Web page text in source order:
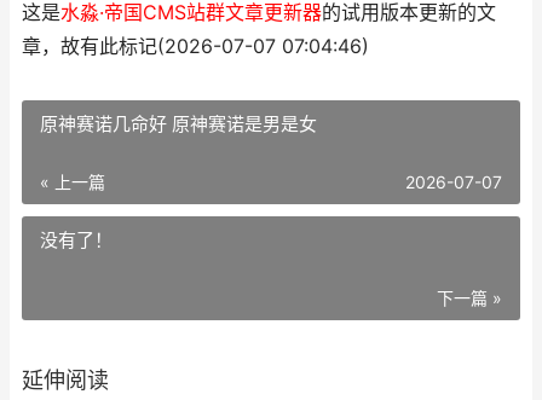
这是水淼·帝国CMS站群文章更新器的试用版本更新的文
章，故有此标记(2026-07-07 07:04:46)
原神赛诺几命好 原神赛诺是男是女
« 上一篇 2026-07-07
没有了！
下一篇 »
延伸阅读